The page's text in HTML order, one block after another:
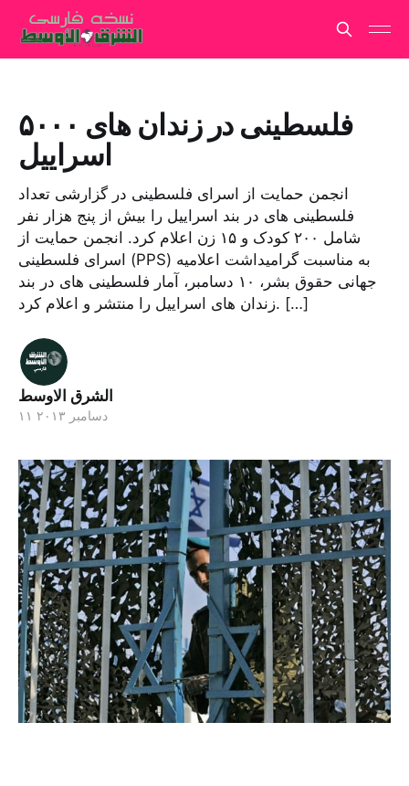
۵۰۰۰ فلسطینی در زندان های
اسراییل
انجمن حمایت از اسرای فلسطینی در گزارشی تعداد
فلسطینی های در بند اسراییل را بیش از پنج هزار نفر
شامل ۲۰۰ کودک و ۱۵ زن اعلام کرد. انجمن حمایت از
اسرای فلسطینی (PPS) به مناسبت گرامیداشت اعلامیه
جهانی حقوق بشر، ۱۰ دسامبر، آمار فلسطینی های در بند
زندان های اسراییل را منتشر و اعلام کرد. […]
الشرق الاوسط
۱۱ دسامبر ۲۰۱۳